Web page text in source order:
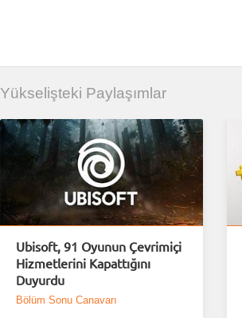
Yükselişteki Paylaşımlar
Ubisoft, 91 Oyunun Çevrimiçi
Hizmetlerini Kapattığını
Duyurdu
Bölüm Sonu Canavarı